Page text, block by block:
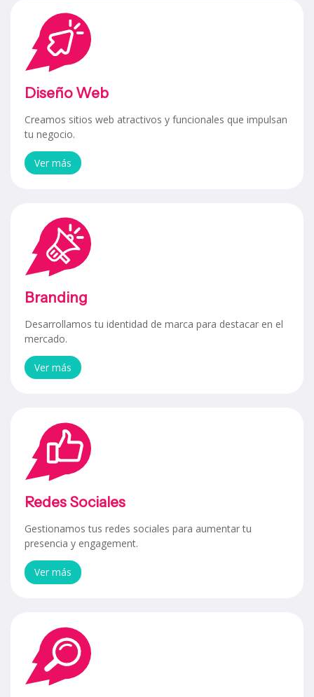
Diseño Web
Creamos sitios web atractivos y funcionales que impulsan
tu negocio.
Ver más
Branding
Desarrollamos tu identidad de marca para destacar en el
mercado.
Ver más
Redes Sociales
Gestionamos tus redes sociales para aumentar tu
presencia y engagement.
Ver más